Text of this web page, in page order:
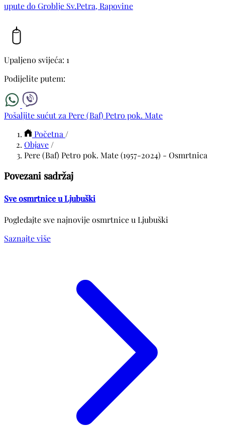
upute do Groblje Sv.Petra, Rapovine
Upaljeno svijeća: 1
Podijelite putem:
Pošaljite sućut za Pere (Baf) Petro pok. Mate
Početna /
Objave /
Pere (Baf) Petro pok. Mate (1957-2024) - Osmrtnica
Povezani sadržaj
Sve osmrtnice u Ljubuški
Pogledajte sve najnovije osmrtnice u Ljubuški
Saznajte više